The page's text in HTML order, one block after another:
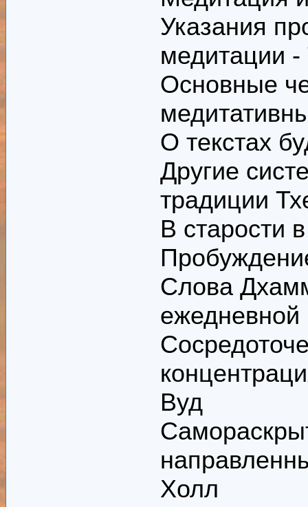
Указания
медитации -
Основные
О текстах
Другие
традиции
В старости
Слова
Вуд
Холл